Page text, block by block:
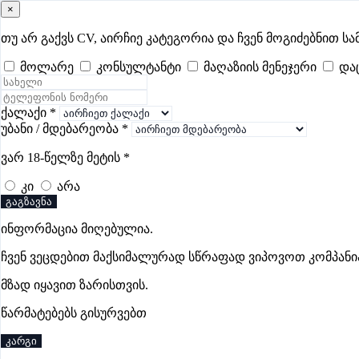
samushao
შესვლა
ყველა - 630 Remote Worldwide - 293 დღევანდელი - 0
ძიძის ვაკანსიები ფოთში
ვაკანსიები არ მოიძებნა „ძიძის ვაკანსიები ფოთში“-ით,
Gba Connect
პრემიუმი
×
თუ არ გაქვს CV, აირჩიე კატეგორია და ჩვენ მოგიძებნით
მოლარე კონსულტანტი მაღაზიის მენეჯერი
ქალაქი *
უბანი / მდებარეობა *
ვარ 18-წელზე მეტის *
კი არა
გაგზავნა
ინფორმაცია მიღებულია.
ჩვენ ვეცდებით მაქსიმალურად სწრაფად ვიპოვოთ
მზად იყავით ზარისთვის.
წარმატებებს გისურვებთ
კარგი